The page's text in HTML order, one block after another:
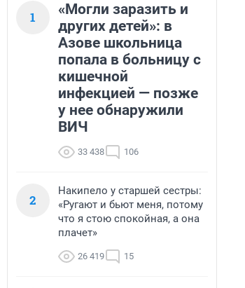
1
«Могли заразить и
других детей»: в
Азове школьница
попала в больницу с
кишечной
инфекцией — позже
у нее обнаружили
ВИЧ
33 438 106
2
Накипело у старшей сестры:
«Ругают и бьют меня, потому
что я стою спокойная, а она
плачет»
26 419 15